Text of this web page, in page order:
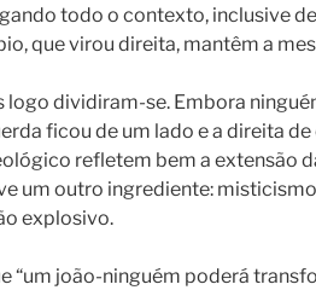
todo o contexto, inclusive
que virou direita, mantêm a
logo dividiram-se. Embora
ficou de um lado e a direita
refletem bem a extensão
um outro ingrediente:
explosivo.
“um joão-ninguém poderá